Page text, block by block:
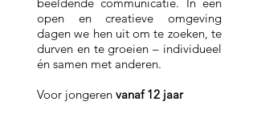
open en creatieve omgeving
dagen we hen uit om te zoeken, te
durven en te groeien – individueel
én samen met anderen.
Voor jongeren vanaf 12 jaar